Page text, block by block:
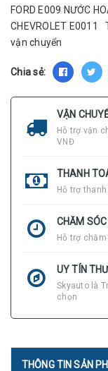
FORD E009 NƯỚC
CHEVROLET E0011
vận chuyển
Chia sẻ:
VẬN
Hỗ trợ vận
VNĐ
THANH
Hỗ trợ
CHĂM
Hỗ trợ
UY TÍN
Skyauto là
chọn
THÔNG TIN SẢN